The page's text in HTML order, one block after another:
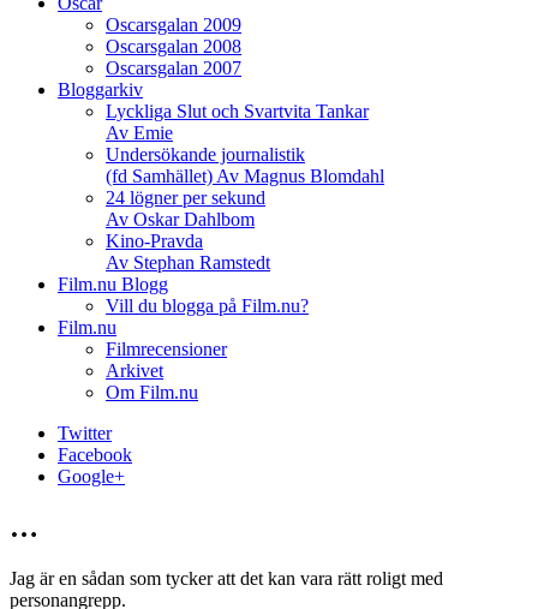
Oscarsgalan 2009
Oscarsgalan 2008
Oscarsgalan 2007
Bloggarkiv
Lyckliga Slut och Svartvita Tankar
Av Emie
Undersökande journalistik
(fd Samhället) Av Magnus Blomdahl
24 lögner per sekund
Av Oskar Dahlbom
Kino-Pravda
Av Stephan Ramstedt
Film.nu Blogg
Vill du blogga på Film.nu?
Film.nu
Filmrecensioner
Arkivet
Om Film.nu
Twitter
Facebook
Google+
…
Jag är en sådan som tycker att det kan vara rätt roligt med
personangrepp.